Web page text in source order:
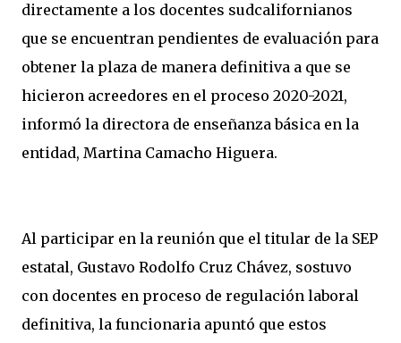
directamente a los docentes sudcalifornianos
que se encuentran pendientes de evaluación para
obtener la plaza de manera definitiva a que se
hicieron acreedores en el proceso 2020-2021,
informó la directora de enseñanza básica en la
entidad, Martina Camacho Higuera.
Al participar en la reunión que el titular de la SEP
estatal, Gustavo Rodolfo Cruz Chávez, sostuvo
con docentes en proceso de regulación laboral
definitiva, la funcionaria apuntó que estos